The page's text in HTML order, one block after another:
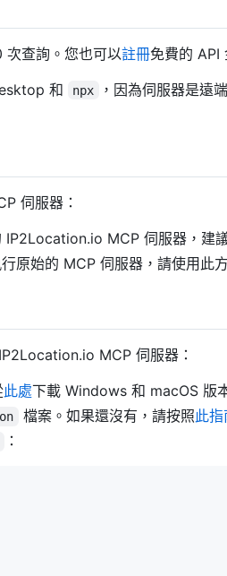
次查詢。您也可以註冊免費的 API
和
npx ，因為伺服器是遠
伺服器：
IP2Location.io MCP 伺服器，建
原始的 MCP 伺服器，請使用此
MCP 伺服器：
此處下載 Windows 和 macOS 版
檔案。如果還沒有，請按照此指
：